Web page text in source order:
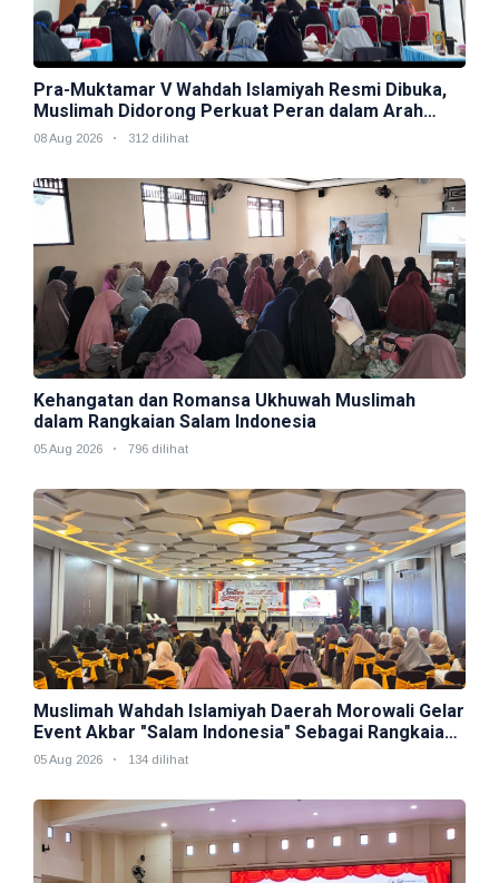
Pra-Muktamar V Wahdah Islamiyah Resmi Dibuka,
Muslimah Didorong Perkuat Peran dalam Arah
Strategis Organisasi
08 Aug 2026 312 dilihat
Kehangatan dan Romansa Ukhuwah Muslimah
dalam Rangkaian Salam Indonesia
05 Aug 2026 796 dilihat
Muslimah Wahdah Islamiyah Daerah Morowali Gelar
Event Akbar "Salam Indonesia" Sebagai Rangkaian
Muktamar V
05 Aug 2026 134 dilihat